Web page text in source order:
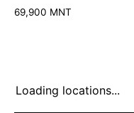
69,900 MNT
Loading locations...